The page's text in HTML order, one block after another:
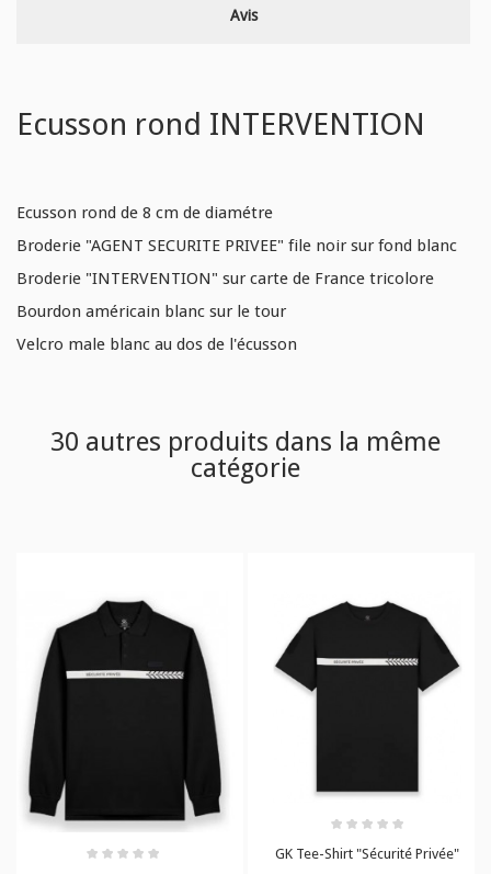
Avis
Ecusson rond INTERVENTION
Ecusson rond de 8 cm de diamétre
Broderie "AGENT SECURITE PRIVEE" file noir sur fond blanc
Broderie "INTERVENTION" sur carte de France tricolore
Bourdon américain blanc sur le tour
Velcro male blanc au dos de l'écusson
30 autres produits dans la même
catégorie
GK Tee-Shirt "Sécurité Privée"